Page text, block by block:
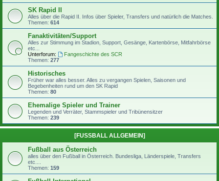
SK Rapid II
Alles über die Rapid II. Infos über Spieler, Transfers und natürlich die Matches.
Themen: 614
Fanaktivitäten/Support
Alles zur Stimmung im Stadion, Support, Gesänge, Kartenbörse, Mitfahrbörse
etc...
Unterforum:
Fangeschichte des SCR
Themen: 277
Historisches
Früher war alles besser. Alles zu vergangen Spielen, Saisonen und
Begebenheiten rund um den SK Rapid
Themen: 80
Ehemalige Spieler und Trainer
Legenden und Verräter, Stammspieler und Tribünensitzer
Themen: 239
[FUSSBALL ALLGEMEIN]
Fußball aus Österreich
alles über den Fußball in Österreich. Bundesliga, Länderspiele, Transfers
etc....
Themen: 159